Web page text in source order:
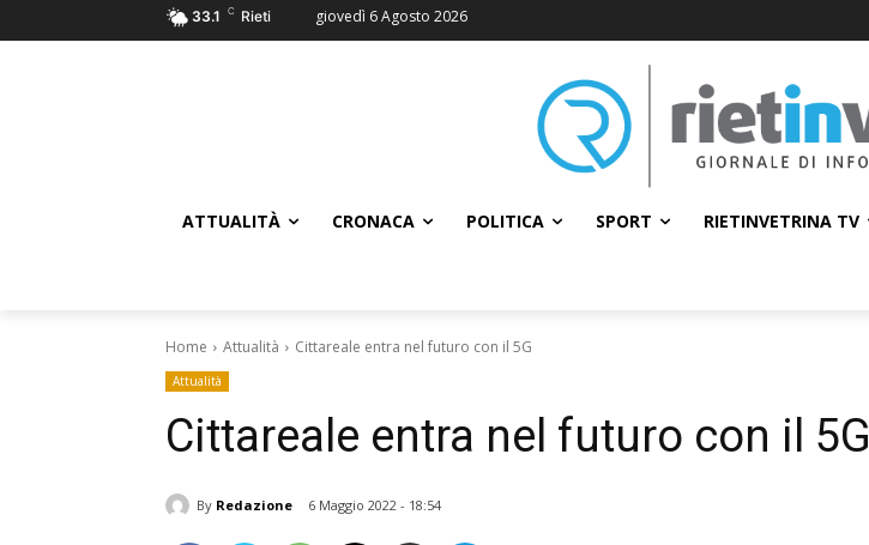
33.1 C Rieti giovedì 6 Agosto 2026
ATTUALITÀ CRONACA POLITICA SPORT RIETINVETRINA TV
Home Attualità Cittareale entra nel futuro con il 5G
Attualità
Cittareale entra nel futuro con il 5G
By Redazione 6 Maggio 2022 - 18:54